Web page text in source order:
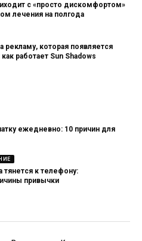
с «просто дискомфортом»
лечения на полгода
рекламу, которая появляется
работает Sun Shadows
ежедневно: 10 причин для
тянется к телефону:
привычки